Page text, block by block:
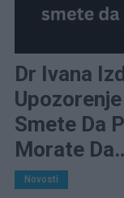
Dr Ivana
Smete Da
Morate
Novosti